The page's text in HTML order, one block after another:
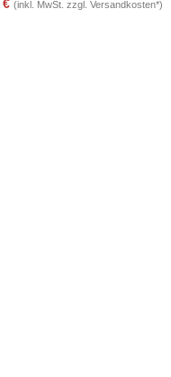
€ (inkl. MwSt. zzgl. Versandkosten*)